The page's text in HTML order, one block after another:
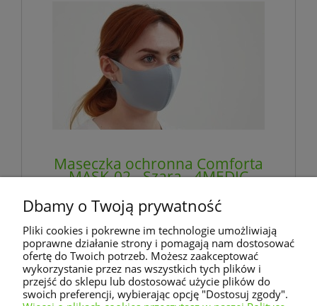
Maseczka ochronna Comforta
MASK-02 - Szara - 4MEDIC
100,27 zł
zawiera 8% VAT, bez kosztów dostawy
powiadom o dostępności
Dbamy o Twoją prywatność
Pliki cookies i pokrewne im technologie umożliwiają
poprawne działanie strony i pomagają nam dostosować
ofertę do Twoich potrzeb. Możesz zaakceptować
wykorzystanie przez nas wszystkich tych plików i
przejść do sklepu lub dostosować użycie plików do
swoich preferencji, wybierając opcję "Dostosuj zgody".